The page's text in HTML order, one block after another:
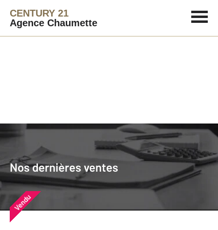
CENTURY 21
Agence Chaumette
Nos dernières ventes
Nos dernières ventes
Nos derniers biens vendus près de
chez vous
Vendu